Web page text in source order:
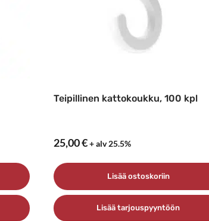
Teipillinen kattokoukku, 100 kpl
25,00€+ alv 25.5%
Lisää ostoskoriin
Lisää tarjouspyyntöön